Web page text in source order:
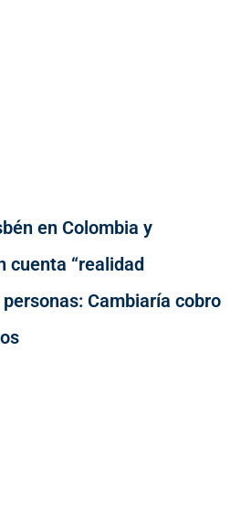
en Colombia y
cuenta “realidad
Cambiaría cobro